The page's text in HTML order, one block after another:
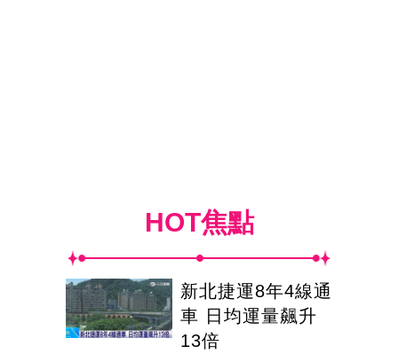
HOT焦點
新北捷運8年4線通
車 日均運量飆升
13倍